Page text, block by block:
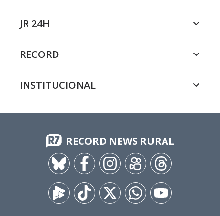
JR 24H
RECORD
INSTITUCIONAL
RECORD NEWS RURAL